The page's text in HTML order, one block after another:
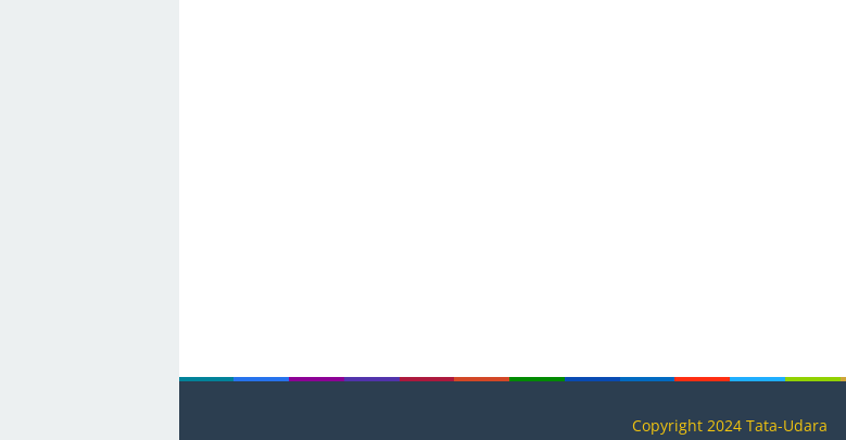
Copyright 2024 Tata-Udara